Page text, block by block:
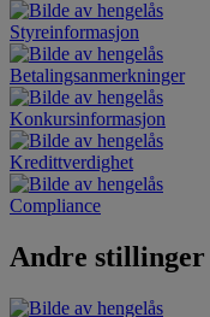
Styreinformasjon
Betalingsanmerkninger
Konkursinformasjon
Kredittverdighet
Compliance
Andre stillinger